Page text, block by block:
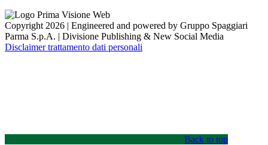
Copyright 2026 | Engineered and powered by Gruppo Spaggiari
Parma S.p.A. | Divisione Publishing & New Social Media
Disclaimer trattamento dati personali
Back to top